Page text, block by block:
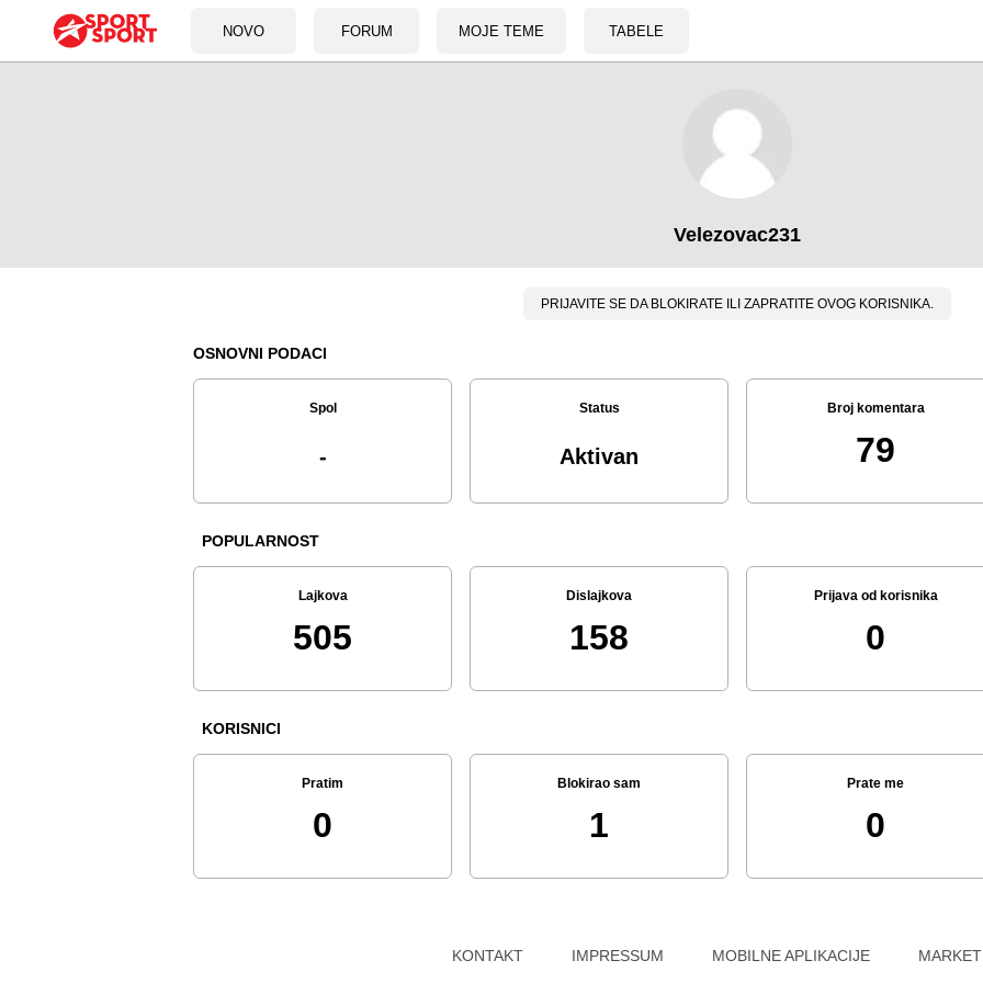
NOVO FORUM MOJE TEME TABELE
Velezovac231
PRIJAVITE SE DA BLOKIRATE ILI ZAPRATITE OVOG KORISNIKA.
OSNOVNI PODACI
Spol
-
Status
Aktivan
Broj komentara
79
POPULARNOST
Lajkova
505
Dislajkova
158
Prijava od korisnika
0
KORISNICI
Pratim
0
Blokirao sam
1
Prate me
0
KONTAKT IMPRESSUM MOBILNE APLIKACIJE